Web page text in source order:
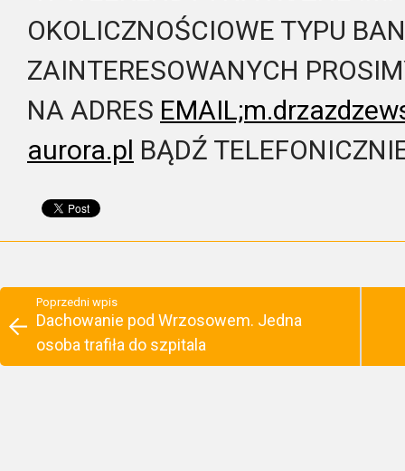
OKOLICZNOŚCIOWE TYPU
ZAINTERESOWANYCH
NA ADRES
aurora.pl BĄDŹ
Poprzedni wpis
Dachowanie pod Wrzosowem. Jedna
osoba trafiła do szpitala